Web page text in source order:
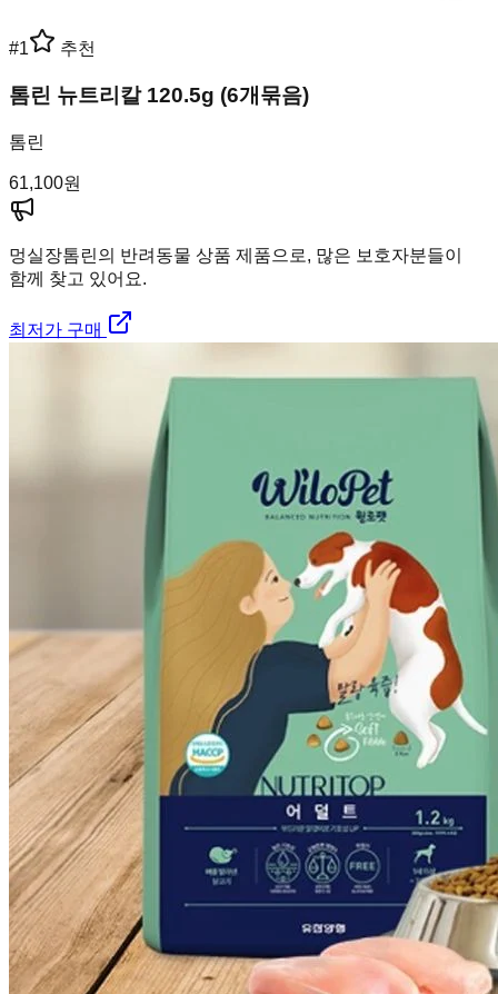
#1 추천
톰린 뉴트리칼 120.5g (6개묶음)
톰린
61,100원
멍실장톰린의 반려동물 상품 제품으로, 많은 보호자분들이
함께 찾고 있어요.
최저가 구매